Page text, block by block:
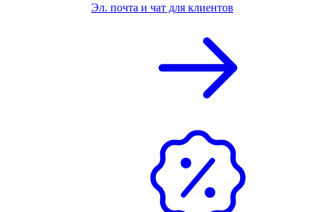
Эл. почта и чат для клиентов